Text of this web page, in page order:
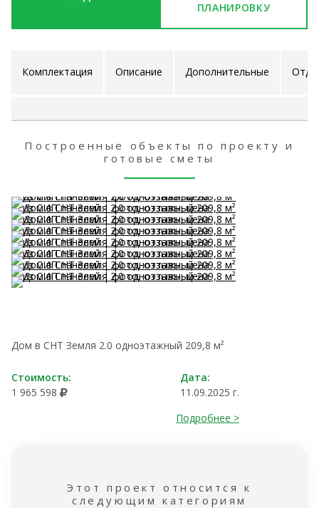
ПЛАНИРОВКУ
Комплектация Описание Дополнительные
Построенные объекты по проекту и
готовые сметы
Дом в СНТ Земля 2.0 одноэтажный 209,8 м²
Стоимость:
1 965 598
Дата:
11.09.2025 г.
Подробнее >
Этот проект относится к
следующим категориям